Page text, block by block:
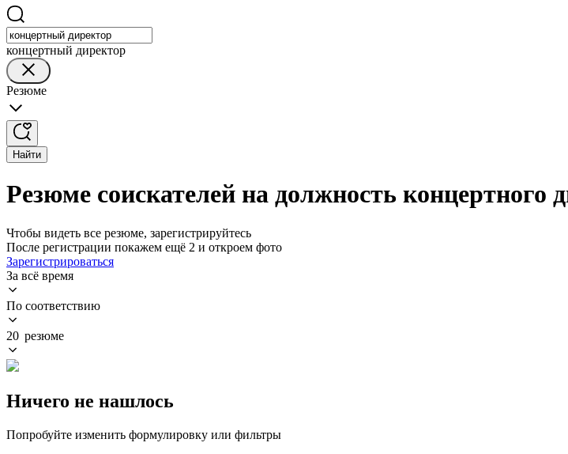
концертный директор
Резюме
Найти
Резюме соискателей на должность
Чтобы видеть все резюме, зарегистрируйтесь
После регистрации покажем ещё 2 и откроем фото
Зарегистрироваться
За всё время
По соответствию
20 резюме
Ничего не нашлось
Попробуйте изменить формулировку или фильтры